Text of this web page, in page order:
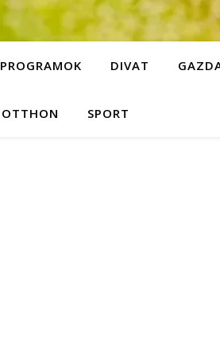
PROGRAMOK DIVAT
OTTHON SPORT